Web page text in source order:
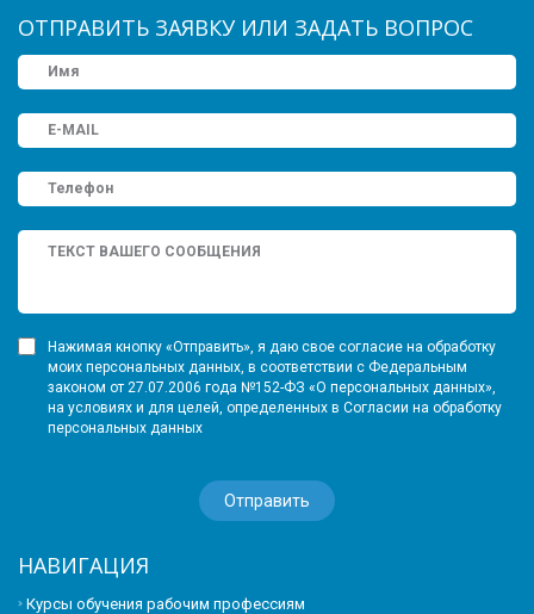
ОТПРАВИТЬ ЗАЯВКУ ИЛИ ЗАДАТЬ ВОПРОС
Нажимая кнопку «Отправить», я даю свое согласие на обработку
моих персональных данных, в соответствии с Федеральным
законом от 27.07.2006 года №152-ФЗ «О персональных данных»,
на условиях и для целей, определенных в Согласии на обработку
персональных данных
НАВИГАЦИЯ
Курсы обучения рабочим профессиям